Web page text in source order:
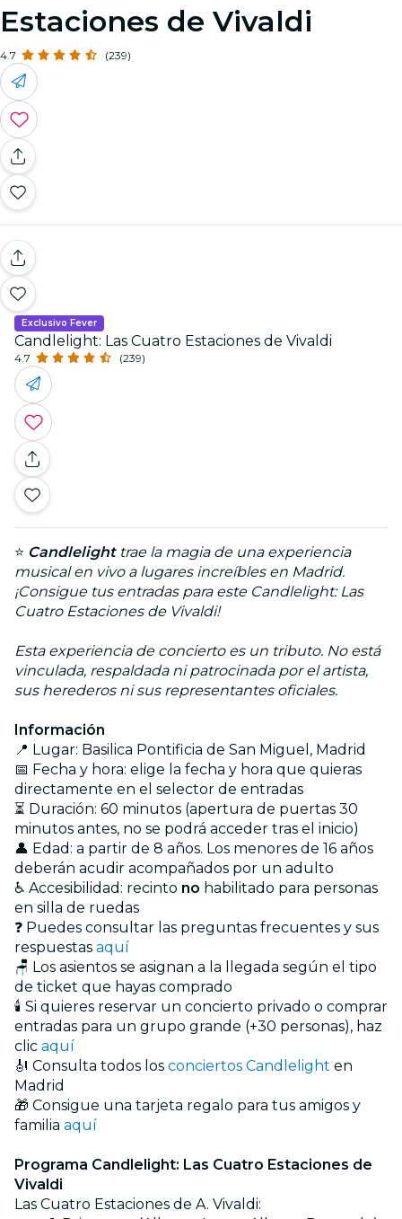
Estaciones de Vivaldi
4.7 (239)
Exclusivo Fever
Candlelight: Las Cuatro Estaciones de Vivaldi
4.7 (239)
⭐ Candlelighttrae la magia de una experiencia
musical en vivo a lugares increíbles en Madrid.
¡Consigue tus entradas para este Candlelight: Las
Cuatro Estaciones de Vivaldi!
Esta experiencia de concierto es un tributo. No está
vinculada, respaldada ni patrocinada por el artista,
sus herederos ni sus representantes oficiales.
Información
📍 Lugar: Basilica Pontificia de San Miguel, Madrid
📅 Fecha y hora: elige la fecha y hora que quieras
directamente en el selector de entradas
⏳ Duración: 60 minutos (apertura de puertas 30
minutos antes, no se podrá acceder tras el inicio)
👤 Edad: a partir de 8 años. Los menores de 16 años
deberán acudir acompañados por un adulto
♿ Accesibilidad: recinto no habilitado para personas
en silla de ruedas
❓ Puedes consultar las preguntas frecuentes y sus
respuestas aquí
🪑 Los asientos se asignan a la llegada según el tipo
de ticket que hayas comprado
🕯️ Si quieres reservar un concierto privado o comprar
entradas para un grupo grande (+30 personas), haz
clic aquí
🎻 Consulta todos los conciertos Candlelight en
Madrid
🎁 Consigue una tarjeta regalo para tus amigos y
familia aquí
Programa Candlelight: Las Cuatro Estaciones de
Vivaldi
Las Cuatro Estaciones de A. Vivaldi: